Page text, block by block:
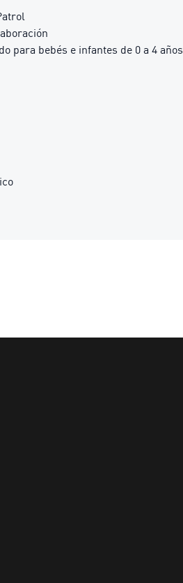
para bebés e infantes de 0 a 4 años